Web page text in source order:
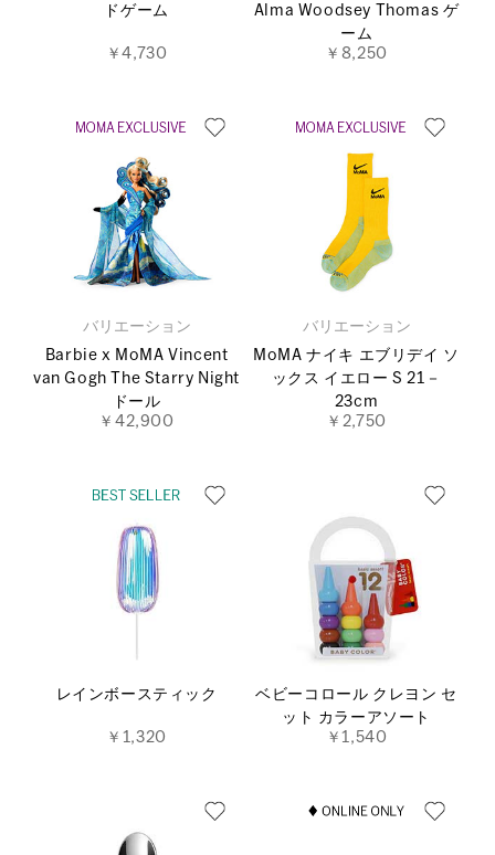
ドゲーム
￥4,730
Alma Woodsey Thomas ゲ
ーム
￥8,250
バリエーション
Barbie x MoMA Vincent
van Gogh The Starry Night
ドール
￥42,900
バリエーション
MoMA ナイキ エブリデイ ソ
ックス イエロー S 21－
23cm
￥2,750
レインボースティック
￥1,320
ベビーコロール クレヨン セ
ット カラーアソート
￥1,540